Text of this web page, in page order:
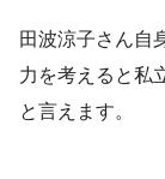
田波涼子さん自
力を考えると私
と言えます。